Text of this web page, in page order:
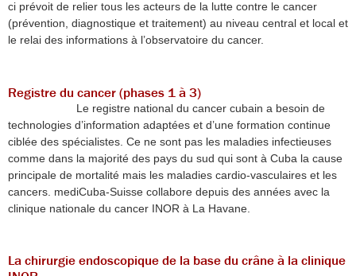
ci prévoit de relier tous les acteurs de la lutte contre le cancer
(prévention, diagnostique et traitement) au niveau central et local et
le relai des informations à l’observatoire du cancer.
Registre du cancer (phases 1 à 3)
Le registre national du cancer cubain a besoin de
technologies d’information adaptées et d’une formation continue
ciblée des spécialistes. Ce ne sont pas les maladies infectieuses
comme dans la majorité des pays du sud qui sont à Cuba la cause
principale de mortalité mais les maladies cardio-vasculaires et les
cancers. mediCuba-Suisse collabore depuis des années avec la
clinique nationale du cancer INOR à La Havane.
La chirurgie endoscopique de la base du crâne à la clinique